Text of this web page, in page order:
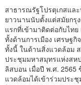
สาธารณรัฐโปรตุเกสแล
ยาวนานนับตั้งแต่สมัยกรุ
แรกที่เข้ามาติดต่อกับไท
ทั้งด้านการเมือง เศรษฐ
ทั้งนี้ ในด้านสิ่งแวดล้อม
ประชุมมหาสมุทรแห่งสห
ลิสบอน เมื่อปี พ.ศ. 2565
แวดล้อมได้เข้าร่วมประ